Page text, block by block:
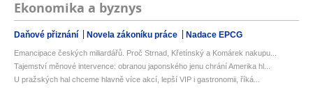
Ekonomika a byznys
Daňové přiznání Novela zákoníku práce Nadace EPCG
Emancipace českých miliardářů. Proč Strnad, Křetínský a Komárek nakupu...
Tajemství měnové intervence: obranou japonského jenu chrání Amerika hl...
U pražských hal chceme hlavně více akcí, lepší VIP i gastronomii, říká...